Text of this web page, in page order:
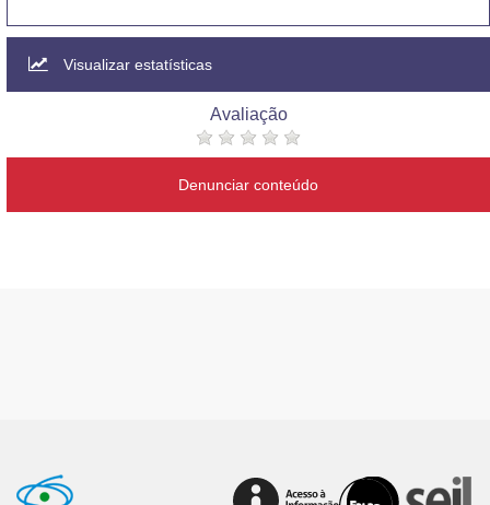
Visualizar estatísticas
Avaliação
Denunciar conteúdo